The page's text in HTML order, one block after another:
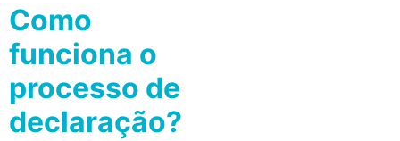
Como
funciona o
processo de
declaração?